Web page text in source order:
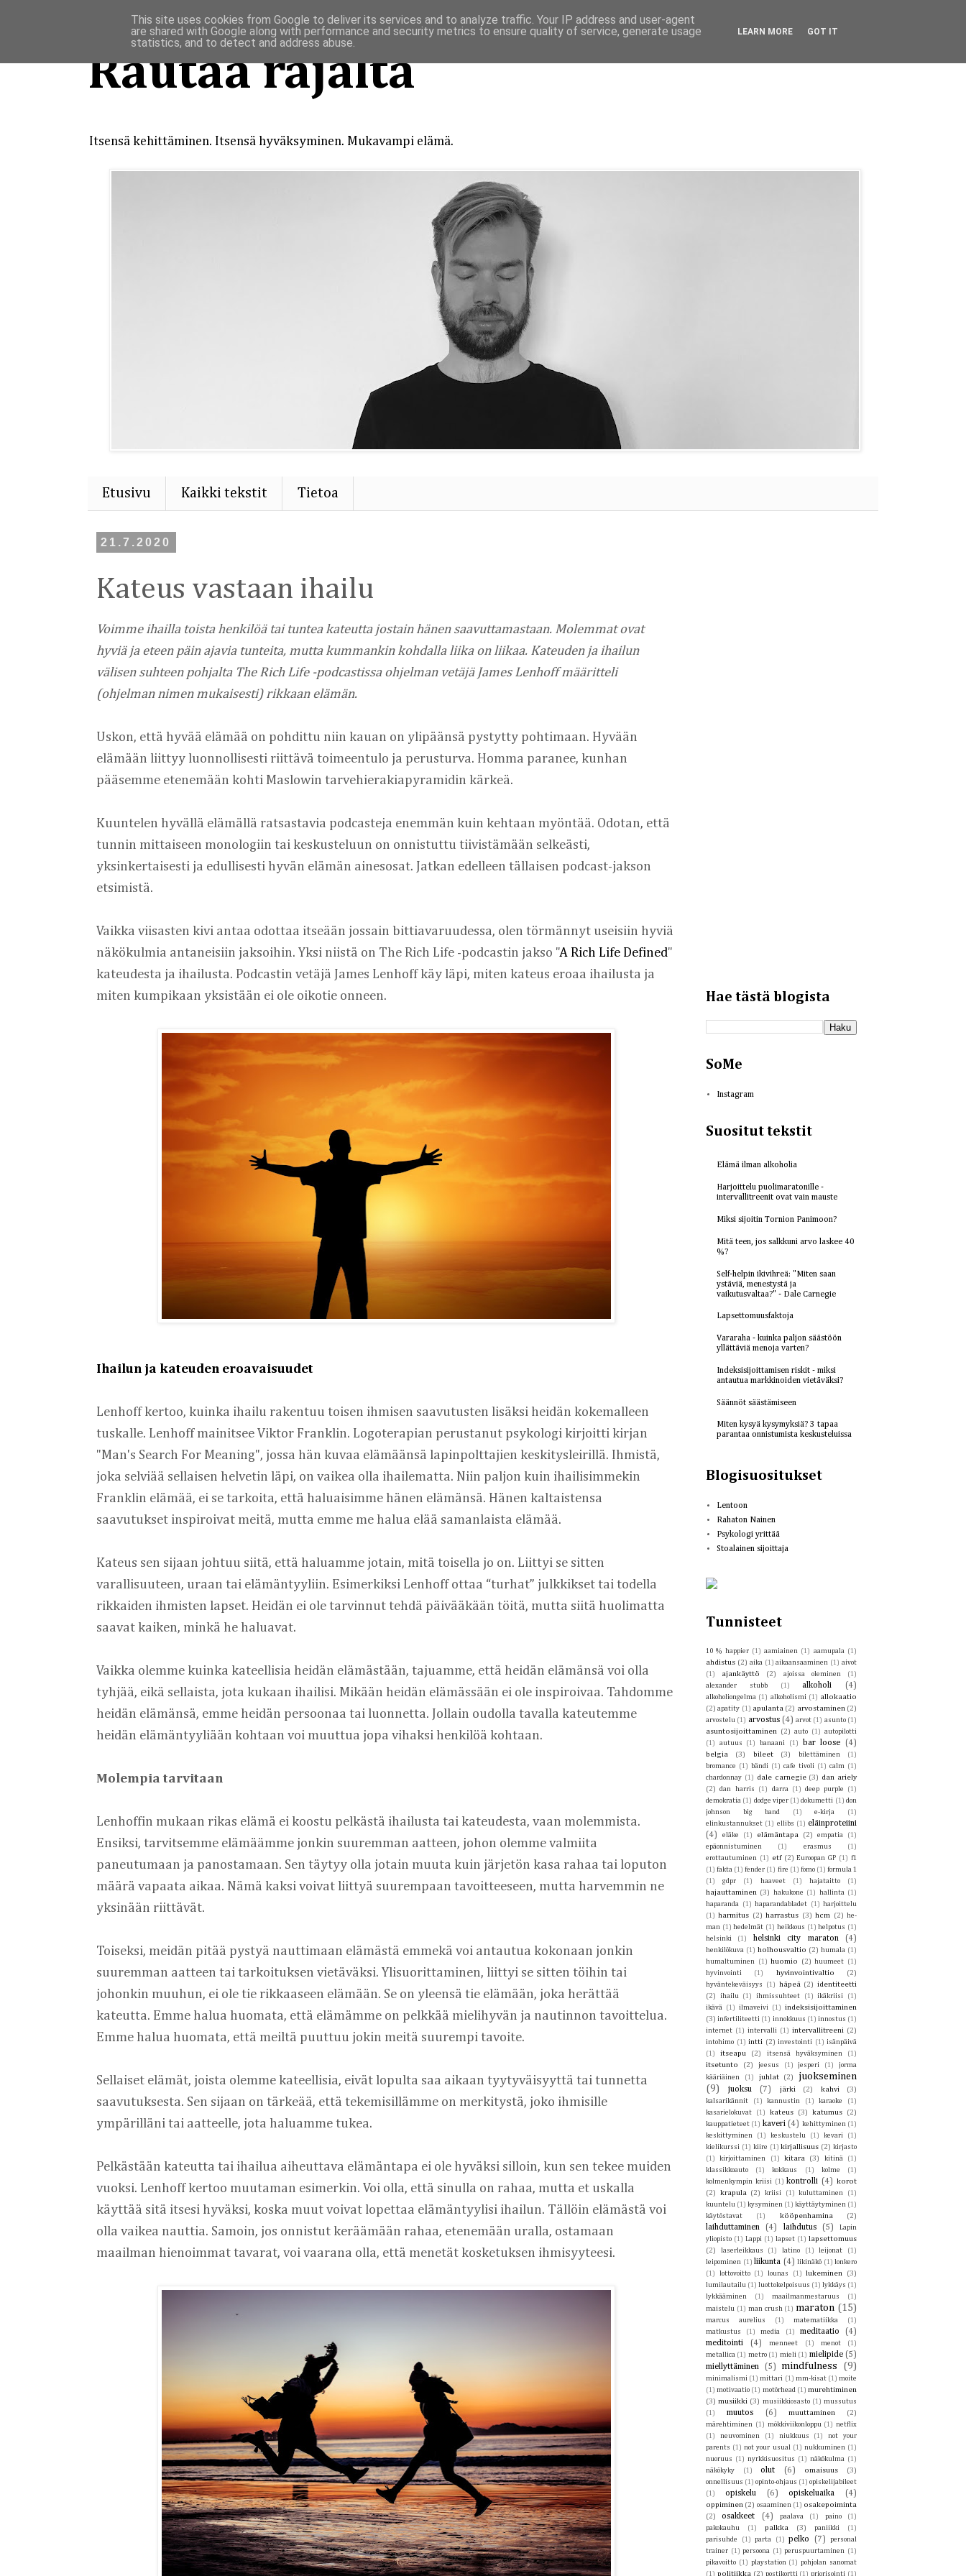
Rautaa rajalta
Itsensä kehittäminen. Itsensä hyväksyminen. Mukavampi elämä.
Etusivu Kaikki tekstit Tietoa
21.7.2020
Kateus vastaan ihailu
Voimme ihailla toista henkilöä tai tuntea kateutta jostain hänen saavuttamastaan. Molemmat ovat
hyviä ja eteen päin ajavia tunteita, mutta kummankin kohdalla liika on liikaa. Kateuden ja ihailun
välisen suhteen pohjalta The Rich Life -podcastissa ohjelman vetäjä James Lenhoff määritteli
(ohjelman nimen mukaisesti) rikkaan elämän.
Uskon, että hyvää elämää on pohdittu niin kauan on ylipäänsä pystytty pohtimaan. Hyvään
elämään liittyy luonnollisesti riittävä toimeentulo ja perusturva. Homma paranee, kunhan
pääsemme etenemään kohti Maslowin tarvehierakiapyramidin kärkeä.
Kuuntelen hyvällä elämällä ratsastavia podcasteja enemmän kuin kehtaan myöntää. Odotan, että
tunnin mittaiseen monologiin tai keskusteluun on onnistuttu tiivistämään selkeästi,
yksinkertaisesti ja edullisesti hyvän elämän ainesosat. Jatkan edelleen tällaisen podcast-jakson
etsimistä.
Vaikka viisasten kivi antaa odottaa itseään jossain bittiavaruudessa, olen törmännyt useisiin hyviä
näkökulmia antaneisiin jaksoihin. Yksi niistä on The Rich Life -podcastin jakso "A Rich Life Defined "
kateudesta ja ihailusta. Podcastin vetäjä James Lenhoff käy läpi, miten kateus eroaa ihailusta ja
miten kumpikaan yksistään ei ole oikotie onneen.
Ihailun ja kateuden eroavaisuudet
Lenhoff kertoo, kuinka ihailu rakentuu toisen ihmisen saavutusten lisäksi heidän kokemalleen
tuskalle. Lenhoff mainitsee Viktor Franklin. Logoterapian perustanut psykologi kirjoitti kirjan
"Man's Search For Meaning", jossa hän kuvaa elämäänsä lapinpolttajien keskitysleirillä. Ihmistä,
joka selviää sellaisen helvetin läpi, on vaikea olla ihailematta. Niin paljon kuin ihailisimmekin
Franklin elämää, ei se tarkoita, että haluaisimme hänen elämänsä. Hänen kaltaistensa
saavutukset inspiroivat meitä, mutta emme me halua elää samanlaista elämää.
Kateus sen sijaan johtuu siitä, että haluamme jotain, mitä toisella jo on. Liittyi se sitten
varallisuuteen, uraan tai elämäntyyliin. Esimerkiksi Lenhoff ottaa “turhat” julkkikset tai todella
rikkaiden ihmisten lapset. Heidän ei ole tarvinnut tehdä päivääkään töitä, mutta siitä huolimatta
saavat kaiken, minkä he haluavat.
Vaikka olemme kuinka kateellisia heidän elämästään, tajuamme, että heidän elämänsä voi olla
tyhjää, eikä sellaista, jota kukaan ihailisi. Mikään heidän elämässään ei ole inspiroivaa. Tahdomme
heidän elämänsä, emme heidän persoonaa tai luonnetta. Jollain oudolla tavalla kateutemme
heidän elämäntyyliään kohtaan voi muuttua jopa vihaksi henkilöä kohtaan.
Molempia tarvitaan
Lenhoffin mukaan rikas elämä ei koostu pelkästä ihailusta tai kateudesta, vaan molemmista.
Ensiksi, tarvitsemme elämäämme jonkin suuremman aatteen, johon olemme valmiita
paneutumaan ja panostamaan. Sen täytyy olla jotain muuta kuin järjetön kasa rahaa tai loputon
määrä vapaata aikaa. Nämä kaksi voivat liittyä suurempaan tavoitteeseen, mutta harvemmin ne
yksinään riittävät.
Toiseksi, meidän pitää pystyä nauttimaan elämästä emmekä voi antautua kokonaan jonkin
suuremman aatteen tai tarkoituksen vietäväksi. Ylisuorittaminen, liittyi se sitten töihin tai
johonkin muuhun, ei ole tie rikkaaseen elämään. Se on yleensä tie elämään, joka herättää
kateutta. Emme halua huomata, että elämämme on pelkkää mielihyvän ja nautinnon tavoittelua.
Emme halua huomata, että meiltä puuttuu jokin meitä suurempi tavoite.
Sellaiset elämät, joista olemme kateellisia, eivät lopulta saa aikaan tyytyväisyyttä tai tunnetta
saavutuksesta. Sen sijaan on tärkeää, että tekemisillämme on merkitystä, joko ihmisille
ympärilläni tai aatteelle, jota haluamme tukea.
Pelkästään kateutta tai ihailua aiheuttava elämäntapa ei ole hyväksi silloin, kun sen tekee muiden
vuoksi. Lenhoff kertoo muutaman esimerkin. Voi olla, että sinulla on rahaa, mutta et uskalla
käyttää sitä itsesi hyväksi, koska muut voivat lopettaa elämäntyylisi ihailun. Tällöin elämästä voi
olla vaikea nauttia. Samoin, jos onnistut keräämään rahaa, etenemään uralla, ostamaan
maailman hienoimmat tavarat, voi vaarana olla, että menetät kosketuksen ihmisyyteesi.
Hae tästä blogista
SoMe
Instagram
Suositut tekstit
Elämä ilman alkoholia
Harjoittelu puolimaratonille -
intervallitreenit ovat vain mauste
Miksi sijoitin Tornion Panimoon?
Mitä teen, jos salkkuni arvo laskee 40
%?
Self-helpin ikivihreä: "Miten saan
ystäviä, menestystä ja
vaikutusvaltaa?" - Dale Carnegie
Lapsettomuusfaktoja
Vararaha - kuinka paljon säästöön
yllättäviä menoja varten?
Indeksisijoittamisen riskit - miksi
antautua markkinoiden vietäväksi?
Säännöt säästämiseen
Miten kysyä kysymyksiä? 3 tapaa
parantaa onnistumista keskusteluissa
Blogisuositukset
Lentoon
Rahaton Nainen
Psykologi yrittää
Stoalainen sijoittaja
Tunnisteet
10 % happier (1) aamiainen (1) aamupala (1)
ahdistus (2) aika (1) aikaansaaminen (1) aivot
(1)
ajankäyttö (2) ajoissa oleminen
(1)
alexander stubb
(1) alkoholi (4)
alkoholiongelma (1) alkoholismi (1) allokaatio
(2) apatity (1) apulanta (2) arvostaminen (2)
arvostelu (1) arvostus (4) arvot (1) asunto (1)
asuntosijoittaminen (2) auto (1)
autopilotti
(1)
autuus (1) banaani (1) bar loose (4)
belgia (3) bileet (3) bilettäminen
(1)
bromance
(1) bändi (1) cafe tivoli (1) calm (1)
chardonnay (1) dale carnegie (3) dan ariely
(2)
dan harris (1) darra (1) deep purple
(1)
demokratia (1) dodge viper (1) dokumetti (1) don
johnson big band
(1) e-kirja
(1)
elinkustannukset (1) ellibs (1) eläinproteiini
(4)
eläke (1) elämäntapa (2) empatia
(1)
epäonnistuminen
(1) erasmus
(1)
erottautuminen (1) etf (2) Euroopan GP (1) f1
(1) fakta (1) fender (1) fire (1) fomo (1) formula 1
(1)
gdpr (1) haaveet (1) hajataitto (1)
hajauttaminen (3) hakukone (1) hallinta (1)
haparanda
(1) haparandabladet (1) harjoittelu
(1)
harmitus (2) harrastus (3) hcm (2) he-
man (1) hedelmät (1) heikkous (1) helpotus (1)
helsinki
(1) helsinki city maraton (4)
henkilökuva (1) holhousvaltio (2) humala (1)
humaltuminen
(1) huomio (2) huumeet
(1)
hyvinvointi
(1) hyvinvointivaltio (2)
hyväntekeväisyys (1) häpeä (2) identiteetti
(2)
ihailu (1) ihmissuhteet (1) ikäkriisi
(1)
ikävä
(1) ilmaveivi (1)
indeksisijoittaminen
(3) infertiliteetti (1) innokkuus (1) innostus (1)
internet (1) intervalli (1) intervallitreeni (2)
intohimo (1) intti (2) investointi (1) isänpäivä
(1)
itseapu (2) itsensä hyväksyminen (1)
itsetunto (2) jeesus (1) jesperi (1)
jorma
kääriäinen
(1) juhlat (2)
juokseminen
(9)
juoksu (7) järki (2) kahvi (3)
kalsarikännit (1) kannustin (1) karaoke
(1)
kasarielokuvat
(1) kateus (3) katumus (2)
kauppatieteet (1) kaveri (4) kehittyminen (1)
keskittyminen
(1) keskustelu (1) kevari
(1)
kielikurssi (1) kiire (1) kirjallisuus (2) kirjasto
(1)
kirjoittaminen (1) kitara (3) kitinä
(1)
klassikkoauto
(1) kokkaus (1) kolme
(1)
kolmenkympin kriisi (1) kontrolli (4)
korot
(2)
krapula (2) kriisi (1) kuluttaminen
(1)
kuuntelu (1) kysyminen (1) käyttäytyminen (1)
käytöstavat
(1) kööpenhamina (2)
laihduttaminen (4) laihdutus (5)
Lapin
yliopisto (1) Lappi (1) lapset (1) lapsettomuus
(2)
laserleikkaus (1) latino (1) leijonat
(1)
leipominen (1) liikunta (4) likinäkö (1) lonkero
(1)
lottovoitto (1) lounas (1) lukeminen (3)
lumilautailu (1) luottokelpoisuus (1) lykkäys (1)
lykkääminen
(1) maailmanmestaruus
(1)
maistelu (1) man crush (1) maraton (15)
marcus aurelius (1) matematiikka
(1)
matkustus
(1) media (1) meditaatio
(4)
meditointi
(4) menneet (1) menot
(1)
metallica (1) metro (1) mieli (1) mielipide (5)
miellyttäminen
(5) mindfulness (9)
minimalismi (1) mittari (1) mm-kisat (1) moite
(1) motivaatio (1) motörhead (1) murehtiminen
(3) musiikki (3) musiikkiosasto (1) mussutus
(1)
muutos (6) muuttaminen (2)
märehtiminen (1) mökkiviikonloppu (1) netflix
(1)
neuvominen (1) niukkuus (1)
not your
parents (1) not your usual (1) nukkuminen (1)
nuoruus
(1) nyrkkisuositus (1) näkökulma (1)
näkökyky
(1) olut (6) omaisuus (3)
onnellisuus (1) opinto-ohjaus (1) opiskelijabileet
(1)
opiskelu (6) opiskeluaika (4)
oppiminen (2) osaaminen (1) osakepoiminta
(2)
osakkeet (4) paalava (1) paino
(1)
pakokauhu
(1) palkka (3) paniikki
(1)
parisuhde
(1) parta (1) pelko (7)
personal
trainer (1) persoona (1) peruspuurtaminen (1)
pikavoitto (1) playstation (1) pohjolan sanomat
(1) politiikka (2) postikortti (1) priorisointi (1)
This site uses cookies from Google to deliver its services and to analyze traffic. Your IP address and user-agent
are shared with Google along with performance and security metrics to ensure quality of service, generate usage
statistics, and to detect and address abuse.
LEARN MORE GOT IT